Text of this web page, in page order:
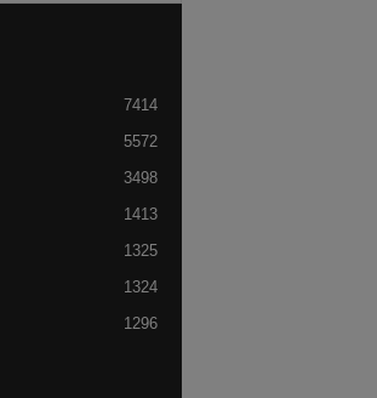
7414
5572
3498
1413
1325
1324
1296